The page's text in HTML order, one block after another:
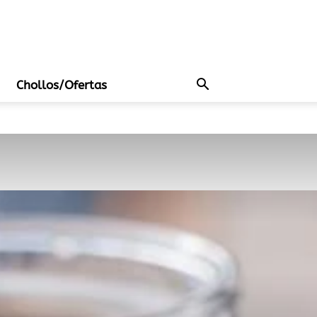
Chollos/Ofertas